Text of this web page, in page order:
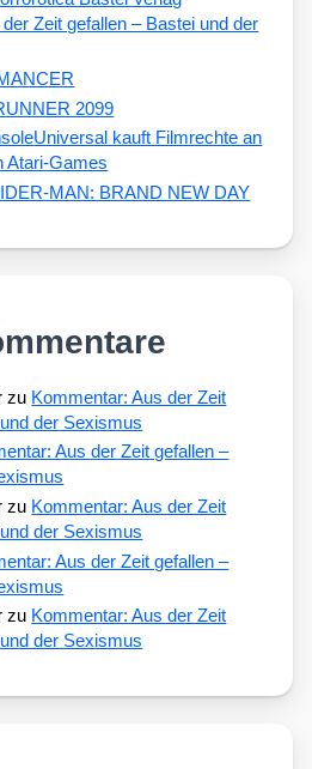
Zeit gefallen – Bastei und der
2099
Universal kauft Filmrechte an
Atari-Games
MAN: BRAND NEW DAY
zu Kommentar: Aus der Zeit
der Sexismus
Aus der Zeit gefallen –
zu Kommentar: Aus der Zeit
der Sexismus
Aus der Zeit gefallen –
zu Kommentar: Aus der Zeit
der Sexismus